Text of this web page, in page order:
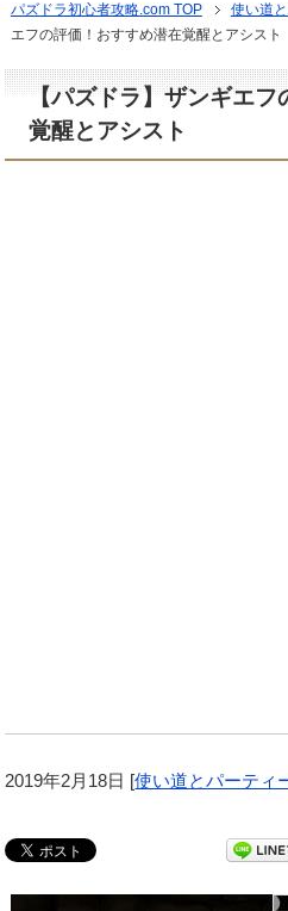
パズドラ初心者攻略.com TOP 使い道
エフの評価！おすすめ潜在覚醒とアシスト
【パズドラ】ザンギエフ
覚醒とアシスト
2019年2月18日 [使い道とパーティ